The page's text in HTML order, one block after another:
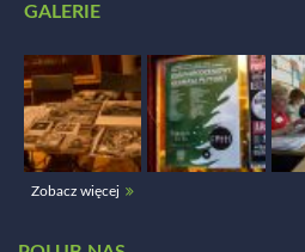
GALERIE
Zobacz więcej